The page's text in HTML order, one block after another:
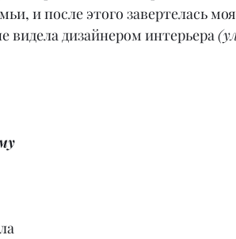
и после этого завертелась
видела дизайнером интерьера